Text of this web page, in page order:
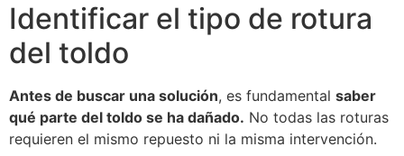
Identificar el tipo de rotura
del toldo
Antes de buscar una solución, es fundamental saber
qué parte del toldo se ha dañado. No todas las roturas
requieren el mismo repuesto ni la misma intervención.